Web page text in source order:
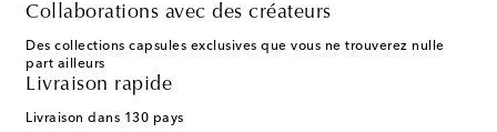
Collaborations avec des créateurs
Des collections capsules exclusives que vous ne trouverez nulle
part ailleurs
Livraison rapide
Livraison dans 130 pays